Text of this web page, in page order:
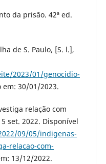
da prisão. 42ª ed.
de S. Paulo, [S. l.],
2023/01/genocidio-
em: 30/01/2023.
relação com
set. 2022. Disponível
09/05/indigenas-
relacao-com-
13/12/2022.